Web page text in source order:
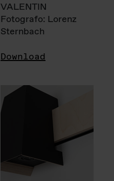
VALENTIN
Fotografo: Lorenz
Sternbach
Download